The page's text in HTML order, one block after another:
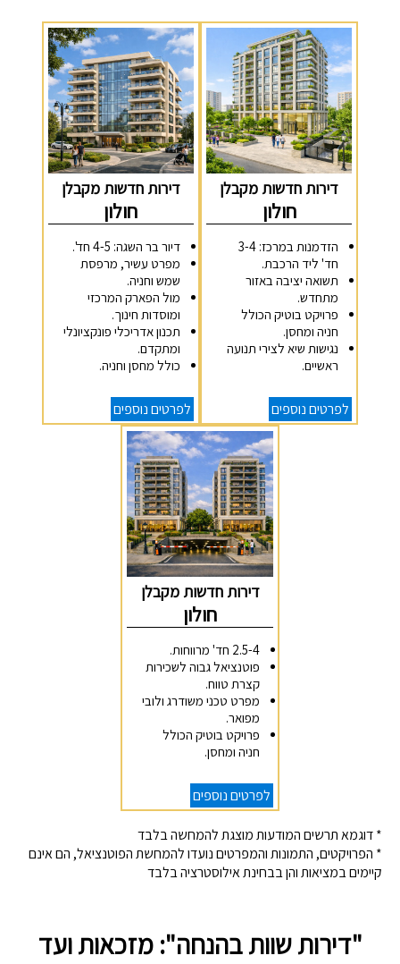
דירות חדשות מקבלן
חולון
הזדמנות במרכז: 3-4
חד' ליד הרכבת.
תשואה יציבה באזור
מתחדש.
פרויקט בוטיק הכולל
חניה ומחסן.
נגישות שיא לצירי תנועה
ראשיים.
לפרטים נוספים
דירות חדשות מקבלן
חולון
דיור בר השגה: 4-5 חד'.
מפרט עשיר, מרפסת
שמש וחניה.
מול הפארק המרכזי
ומוסדות חינוך.
תכנון אדריכלי פונקציונלי
ומתקדם.
כולל מחסן וחניה.
לפרטים נוספים
דירות חדשות מקבלן
חולון
2.5-4 חד' מרווחות.
פוטנציאל גבוה לשכירות
קצרת טווח.
מפרט טכני משודרג ולובי
מפואר.
פרויקט בוטיק הכולל
חניה ומחסן.
לפרטים נוספים
* דוגמא תרשים המודעות מוצגת להמחשה בלבד
* הפרויקטים, התמונות והמפרטים נועדו להמחשת הפוטנציאל, הם אינם
קיימים במציאות והן בבחינת אילוסטרציה בלבד
"דירות שוות בהנחה": מזכאות ועד